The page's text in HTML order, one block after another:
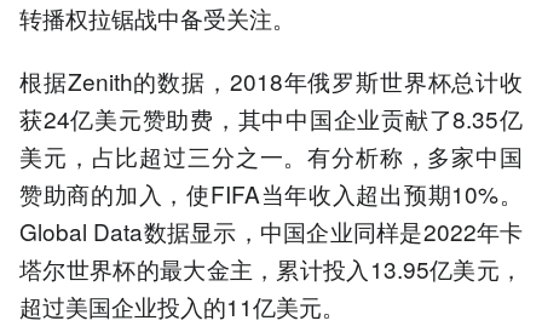
转播权拉锯战中备受关注。
根据Zenith的数据，2018年俄罗斯世界杯总计收
获24亿美元赞助费，其中中国企业贡献了8.35亿
美元，占比超过三分之一。有分析称，多家中国
赞助商的加入，使FIFA当年收入超出预期10%。
Global Data数据显示，中国企业同样是2022年卡
塔尔世界杯的最大金主，累计投入13.95亿美元，
超过美国企业投入的11亿美元。